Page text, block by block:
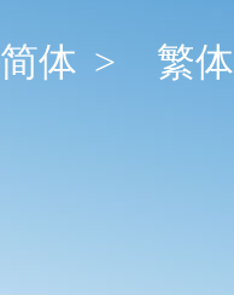
简体 > 繁体